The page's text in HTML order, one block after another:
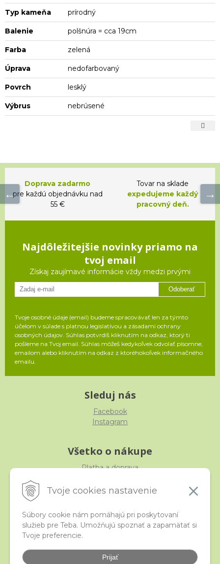
Tvoje cookies nastavenie
Súbory cookie nám pomáhajú pri poskytovaní
služieb pre Teba. Umožňujú spoznať a zapamätať si
Tvoje preferencie.
Prijať
Typ kameňa prírodný
Balenie polšnúra = cca 19cm
Farba zelená
Úprava nedofarbovaný
Povrch lesklý
Výbrus nebrúsené
Doprava zadarmo
pre každú objednávku nad
55 €
Tovar na sklade
expedujeme každý
pracovný deň.
Najdôležitejšie novinky priamo na
tvoj email
Získaj zaujímavé informácie vždy medzi prvými
Odoberať
Tvoje osobné údaje (email) budeme spracovávať len za týmto
účelom v súlade s platnou legislatívou a zásadami ochrany
osobných údajov. Súhlas potvrdíš kliknutím na odkaz, ktorý ti
pošleme na Tvoj email. Súhlas môžeš kedykoľvek odvolať písomne,
emailom alebo kliknutím na odkaz z ktoréhokoľvek informačného
emailu.
Sleduj nás
Facebook
Instagram
Všetko o nákupe
Platba a doprava
Obchodné podmienky
iStraka
Veľkoobchod